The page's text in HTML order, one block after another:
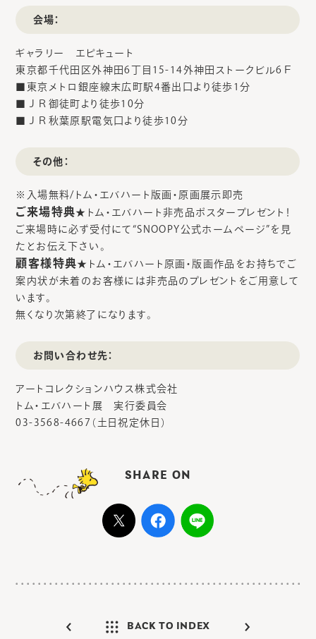
会場：
ギャラリー エピキュート
東京都千代田区外神田6丁目15-14外神田ストークビル6Ｆ
■東京メトロ銀座線末広町駅4番出口より徒歩1分
■ＪＲ御徒町より徒歩10分
■ＪＲ秋葉原駅電気口より徒歩10分
その他：
※入場無料/トム・エバハート版画・原画展示即売
ご来場特典★トム・エバハート非売品ポスタープレゼント！
ご来場時に必ず受付にて“SNOOPY公式ホームページ”を見
たとお伝え下さい。
顧客様特典★トム・エバハート原画・版画作品をお持ちでご
案内状が未着のお客様には非売品のプレゼントをご用意して
います。
無くなり次第終了になります。
お問い合わせ先：
アートコレクションハウス株式会社
トム・エバハート展 実行委員会
03-3568-4667（土日祝定休日）
SHARE ON
BACK TO INDEX